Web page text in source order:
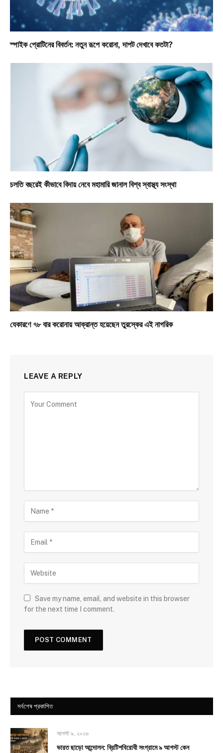
স্পাইক প্রোটিনের বিবর্তন: নতুন রূপে করোনা, দাপট দেখাবে কতটা?
চলতি বছরেই কীভাবে বিদায় নেবে মহামারি জানাল বিশ্ব স্বাস্থ্য সংস্থা
যেকারণে ৭৮ বার করোনায় আক্রান্ত হয়েছেন তুরস্কের এই নাগরিক
LEAVE A REPLY
Save my name, email, and website in this browser
for the next time I comment.
সর্বশেষ প্রকাশিত
আগস্ট ৯, ২০২৬
ভারত ছাড়ো আন্দোলন: ব্রিটিশবিরোধী সংগ্রামে ৯ আগস্ট কেন